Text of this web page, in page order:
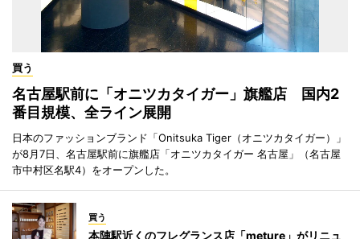
買う
名古屋駅前に「オニツカタイガー」旗艦店 国内2
番目規模、全ライン展開
日本のファッションブランド「Onitsuka Tiger（オニツカタイガー）」
が8月7日、名古屋駅前に旗艦店「オニツカタイガー 名古屋」（名古屋
市中村区名駅4）をオープンした。
買う
本陣駅近くのフレグランス店「meture」がリニュ